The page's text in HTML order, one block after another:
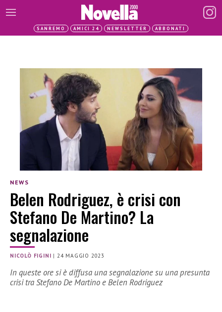
SANREMO AMICI 24 NEWSLETTER ABBONATI
NEWS
Belen Rodriguez, è crisi con
Stefano De Martino? La
segnalazione
NICOLÒ FIGINI | 24 MAGGIO 2023
In queste ore si è diffusa una segnalazione su una presunta
crisi tra Stefano De Martino e Belen Rodriguez